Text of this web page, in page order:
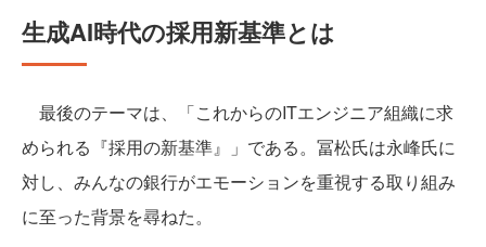
生成AI時代の採用新基準とは
最後のテーマは、「これからのITエンジニア組織に求
められる『採用の新基準』」である。冨松氏は永峰氏に
対し、みんなの銀行がエモーションを重視する取り組み
に至った背景を尋ねた。